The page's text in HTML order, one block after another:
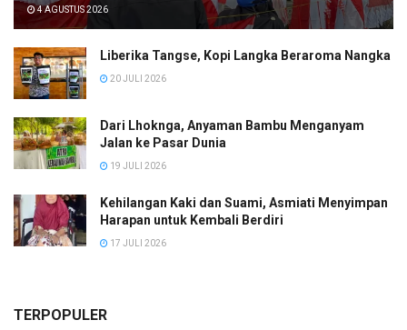
4 AGUSTUS 2026
Liberika Tangse, Kopi Langka Beraroma Nangka
20 JULI 2026
Dari Lhoknga, Anyaman Bambu Menganyam
Jalan ke Pasar Dunia
19 JULI 2026
Kehilangan Kaki dan Suami, Asmiati Menyimpan
Harapan untuk Kembali Berdiri
17 JULI 2026
TERPOPULER